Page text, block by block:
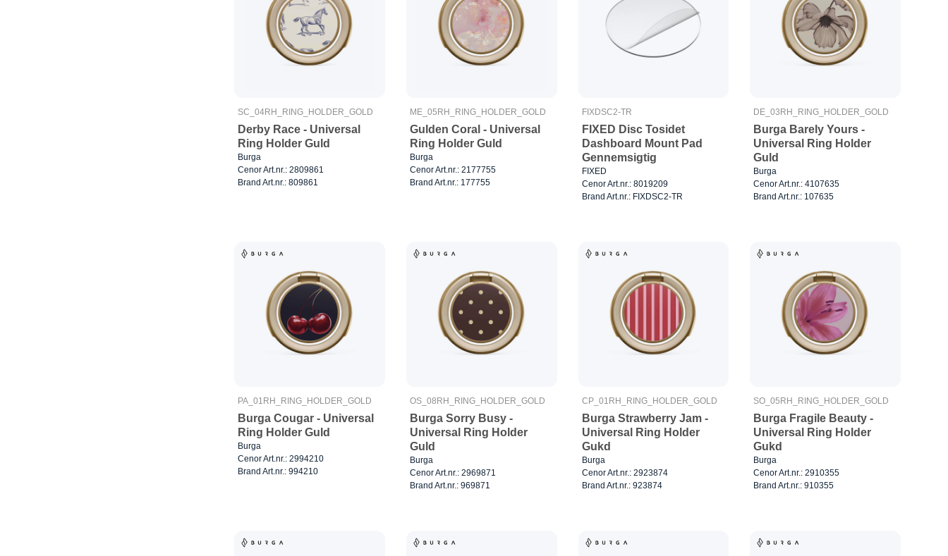
SC_04RH_RING_HOLDER_GOLD
Derby Race - Universal
Ring Holder Guld
Burga
Cenor Art.nr.: 2809861
Brand Art.nr.: 809861
ME_05RH_RING_HOLDER_GOLD
Gulden Coral - Universal
Ring Holder Guld
Burga
Cenor Art.nr.: 2177755
Brand Art.nr.: 177755
FIXDSC2-TR
FIXED Disc Tosidet
Dashboard Mount Pad
Gennemsigtig
FIXED
Cenor Art.nr.: 8019209
Brand Art.nr.: FIXDSC2-TR
DE_03RH_RING_HOLDER_GOLD
Burga Barely Yours -
Universal Ring Holder
Guld
Burga
Cenor Art.nr.: 4107635
Brand Art.nr.: 107635
PA_01RH_RING_HOLDER_GOLD
Burga Cougar - Universal
Ring Holder Guld
Burga
Cenor Art.nr.: 2994210
Brand Art.nr.: 994210
OS_08RH_RING_HOLDER_GOLD
Burga Sorry Busy -
Universal Ring Holder
Guld
Burga
Cenor Art.nr.: 2969871
Brand Art.nr.: 969871
CP_01RH_RING_HOLDER_GOLD
Burga Strawberry Jam -
Universal Ring Holder
Gukd
Burga
Cenor Art.nr.: 2923874
Brand Art.nr.: 923874
SO_05RH_RING_HOLDER_GOLD
Burga Fragile Beauty -
Universal Ring Holder
Gukd
Burga
Cenor Art.nr.: 2910355
Brand Art.nr.: 910355